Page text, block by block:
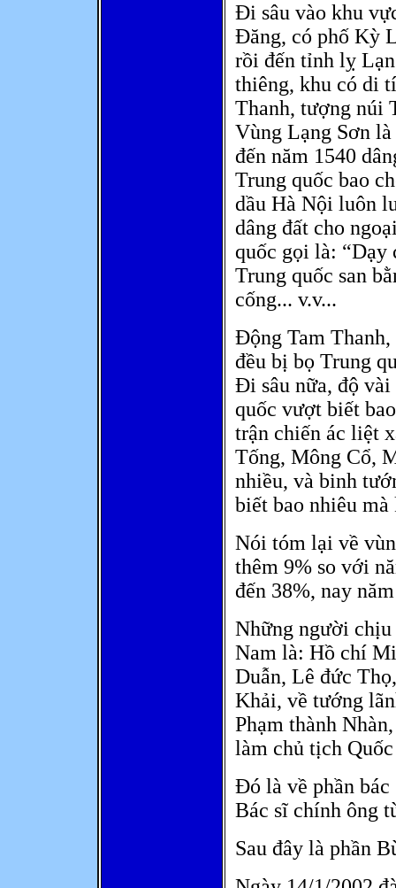
Đi sâu vào khu
Đăng, có phố Kỳ
rồi đến tỉnh lỵ
thiêng, khu có di
Thanh, tượng núi
Vùng Lạng Sơn
đến năm 1540
Trung quốc bao
dầu Hà Nội luôn
dâng đất cho
quốc gọi là: “Dạy
Trung quốc san
cống... v.v...
Động Tam
đều bị bọ Trung
Đi sâu nữa, độ
quốc vượt biết
trận chiến ác liệt
Tống, Mông Cổ,
nhiều, và binh
biết bao nhiêu mà
Nói tóm lại về
thêm 9% so với
đến 38%, nay
Những người
Nam là: Hồ chí
Duẫn, Lê đức
Khải, về tướng
Phạm thành
làm chủ tịch
Đó là về phần
Bác sĩ chính ông
Sau đây là phần